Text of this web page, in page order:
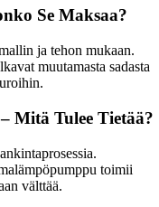
Se Maksaa?
ja tehon mukaan.
muutamasta sadasta
Mitä Tulee Tietää?
toimii
välttää.